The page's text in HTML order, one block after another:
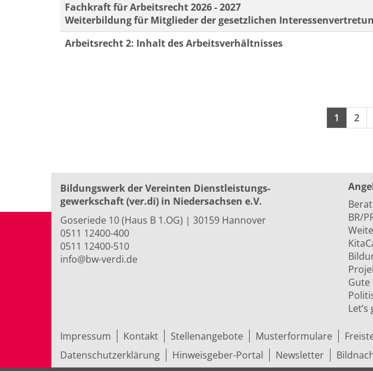
Fachkraft für Arbeitsrecht 2026 - 2027
Weiterbildung für Mitglieder der gesetzlichen
Arbeitsrecht 2: Inhalt des Arbeitsverhältnisses
Seiten
1 2
Bildungswerk der Vereinten Dienst­leis­tungs­
ge­werk­schaft (ver.di) in Niedersachsen e.V.
Goseriede 10 (Haus B 1.OG) | 30159 Hannover
0511 12400-400
0511 12400-510
info@bw-verdi.de
BR/
Impressum Kontakt Stellenangebote Musterformulare
Datenschutzerklärung
Hinweisgeber-Portal Newsletter